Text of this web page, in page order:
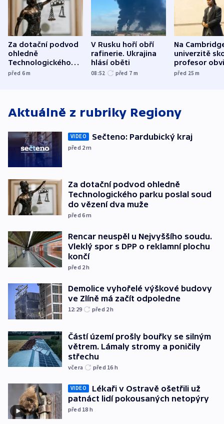
Za dotační podvod
ohledně
Technologického
parku poslal soud
před 6m
V Rusku hoří obří
rafinerie. Ukrajina
hlásí oběti
08:52 před 7 m
Na
univerzitě
profesor
plagiátorství
před 25m
Aktuálně z rubriky Regiony
VIDEO Sečteno: Pardubický kraj
před 2m
Za dotační podvod ohledně
Technologického parku poslal soud
do vězení dva muže
před 6m
Rencar neuspěl u Nejvyššího soudu.
Vleklý spor s DPP o reklamní plochu
končí
před 2h
Demolice vyhořelé výškové budovy
ve Zlíně má začít odpoledne
12:29 před 2h
Částí území prošly bouřky se silným
větrem. Lámaly stromy a poničily
střechu
včera před 16 h
VIDEO
Lékaři v Ostravě ošetřili už
patnáct lidí pokousaných netopýry
před 18 h